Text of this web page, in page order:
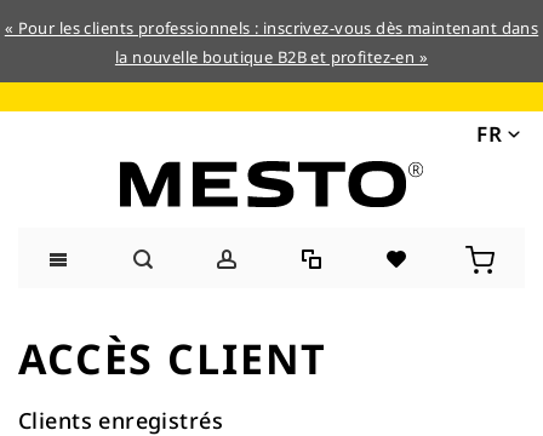
« Pour les clients professionnels : inscrivez-vous dès maintenant dans
la nouvelle boutique B2B et profitez-en »
FR
contenu
ACCÈS CLIENT
Clients enregistrés